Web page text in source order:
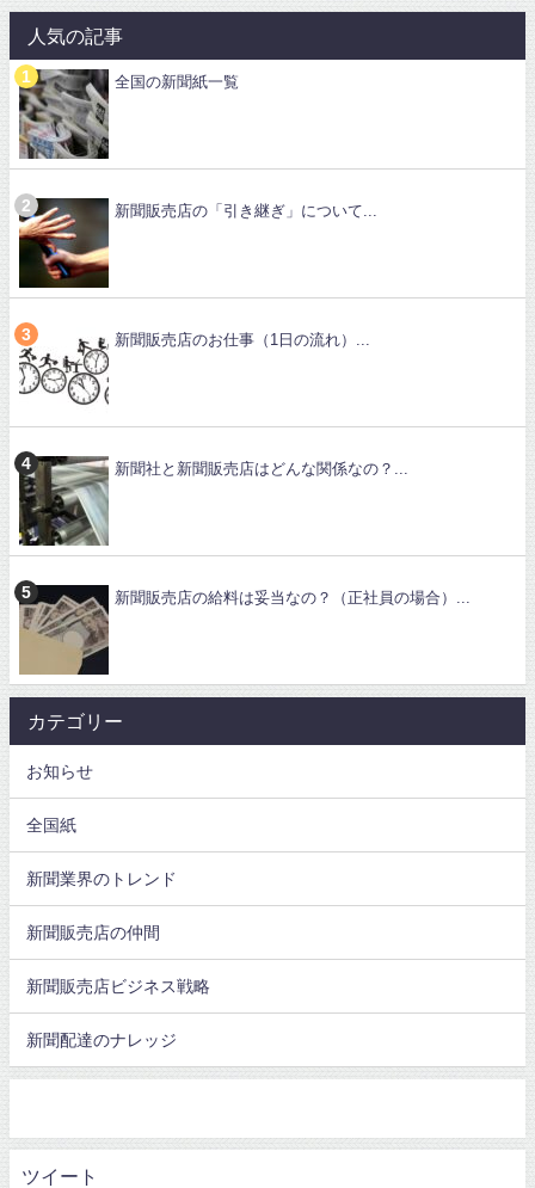
人気の記事
全国の新聞紙一覧
新聞販売店の「引き継ぎ」について...
新聞販売店のお仕事（1日の流れ）...
新聞社と新聞販売店はどんな関係なの？...
新聞販売店の給料は妥当なの？（正社員の場合）...
カテゴリー
お知らせ
全国紙
新聞業界のトレンド
新聞販売店の仲間
新聞販売店ビジネス戦略
新聞配達のナレッジ
ツイート